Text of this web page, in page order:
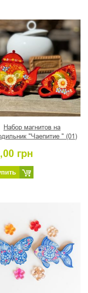
Набор магнитов на
"Чаепитие " (01)
грн